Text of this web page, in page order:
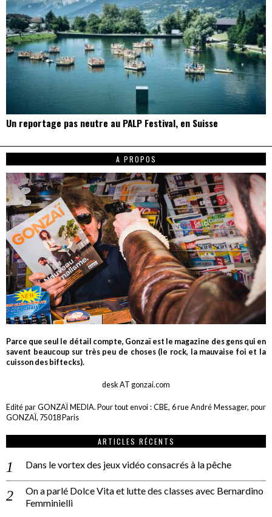
Un reportage pas neutre au PALP Festival, en Suisse
A PROPOS
Parce que seul le détail compte, Gonzaï est le magazine des gens qui en
savent beaucoup sur très peu de choses (le rock, la mauvaise foi et la
cuisson des biftecks).
desk AT gonzai.com
Edité par GONZAÏ MEDIA. Pour tout envoi : CBE, 6 rue André Messager, pour
GONZAÏ, 75018 Paris
ARTICLES RÉCENTS
Dans le vortex des jeux vidéo consacrés à la pêche
On a parlé Dolce Vita et lutte des classes avec Bernardino
Femminielli